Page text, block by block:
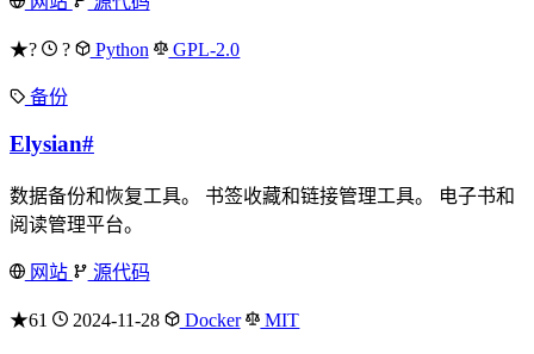
★? ? Python GPL-2.0
备份
Elysian#
数据备份和恢复工具。 书签收藏和链接管理工具。 电子书和
阅读管理平台。
网站 源代码
★61 2024-11-28 Docker MIT